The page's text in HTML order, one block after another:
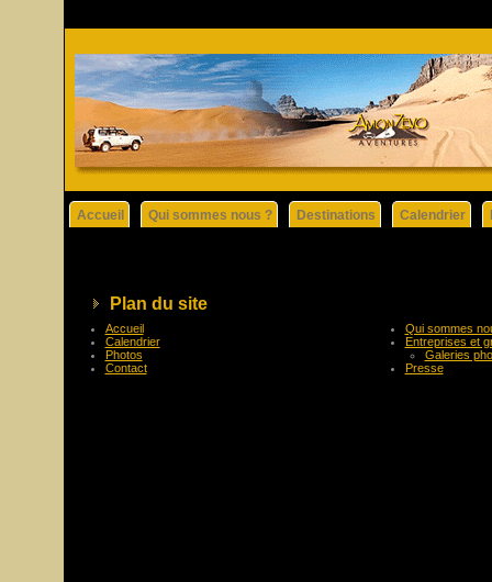
Accueil Qui sommes nous ? Destinations Calendrier
Plan du site
Accueil
Calendrier
Photos
Contact
Qui sommes
Entreprises et
Galeries
Presse